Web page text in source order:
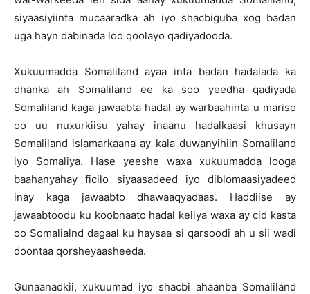
siyaasiyiinta mucaaradka ah iyo shacbiguba xog badan
uga hayn dabinada loo qoolayo qadiyadooda.
Xukuumadda Somaliland ayaa inta badan hadalada ka
dhanka ah Somaliland ee ka soo yeedha qadiyada
Somaliland kaga jawaabta hadal ay warbaahinta u mariso
oo uu nuxurkiisu yahay inaanu hadalkaasi khusayn
Somaliland islamarkaana ay kala duwanyihiin Somaliland
iyo Somaliya. Hase yeeshe waxa xukuumadda looga
baahanyahay ficilo siyaasadeed iyo diblomaasiyadeed
inay kaga jawaabto dhawaaqyadaas. Haddiise ay
jawaabtoodu ku koobnaato hadal keliya waxa ay cid kasta
oo Somalialnd dagaal ku haysaa si qarsoodi ah u sii wadi
doontaa qorsheyaasheeda.
Gunaanadkii, xukuumad iyo shacbi ahaanba Somaliland